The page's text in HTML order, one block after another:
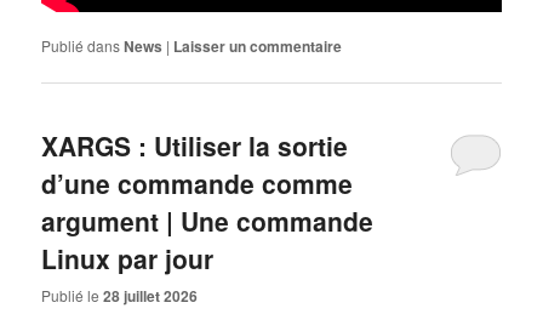
Publié dansNews | Laisser un commentaire
XARGS : Utiliser la sortie
d’une commande comme
argument | Une commande
Linux par jour
Publié le28 juillet 2026